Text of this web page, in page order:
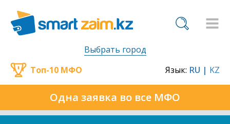
Выбрать город
Одна заявка во все МФО
Топ-10 МФО Язык: RU | KZ